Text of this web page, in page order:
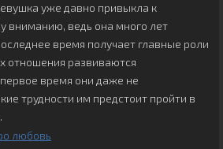
уже давно привыкла к
вниманию, ведь она много лет
время получает главные роли
отношения развиваются
время они даже не
трудности им предстоит пройти в
любовь